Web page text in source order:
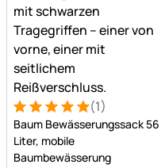
Bewertung: 5 von 5 (1
1 Bewertung (1)
Baum Bewässerungssack 56
Liter, mobile
Baumbewässerung